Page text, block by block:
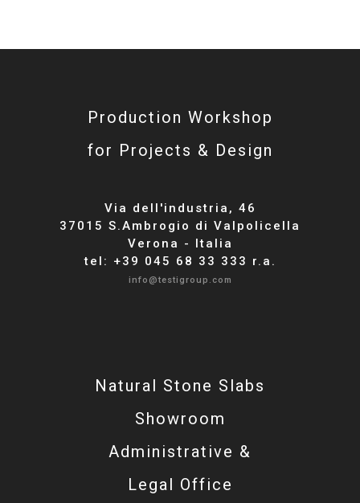
Production Workshop
for Projects & Design
Via dell'industria, 46
37015 S.Ambrogio di Valpolicella
Verona - Italia
tel: +39 045 68 33 333 r.a.
info@testigroup.com
Natural Stone Slabs
Showroom
Administrative &
Legal Office